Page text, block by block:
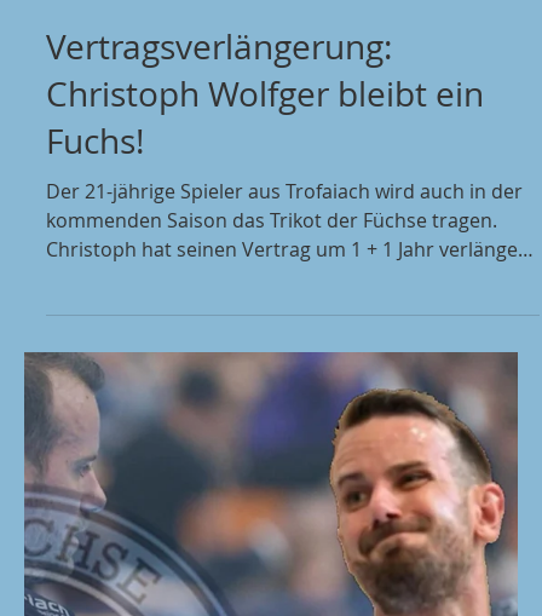
technische Entwicklung. Umso mehr freut es uns,
dass Philipp seinen Weg weiterhin bei den BT Füchsen
fortsetzt und auch in Z